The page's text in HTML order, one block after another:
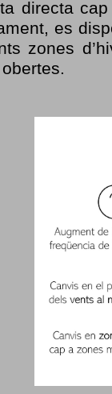
directa
es
zones